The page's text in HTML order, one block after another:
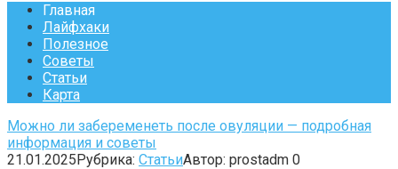
Главная
Лайфхаки
Полезное
Советы
Статьи
Карта
Можно ли забеременеть после овуляции — подробная
информация и советы
21.01.2025Рубрика: СтатьиАвтор: prostadm 0